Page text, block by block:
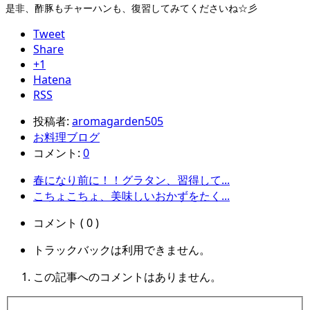
是非、酢豚もチャーハンも、復習してみてくださいね☆彡
Tweet
Share
+1
Hatena
RSS
投稿者: aromagarden505
お料理ブログ
コメント: 0
春になり前に！！グラタン、習得して...
こちょこちょ、美味しいおかずをたく...
コメント ( 0 )
トラックバックは利用できません。
この記事へのコメントはありません。